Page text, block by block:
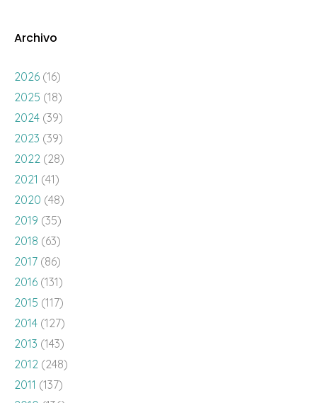
Archivo
2026 (16)
2025 (18)
2024 (39)
2023 (39)
2022 (28)
2021 (41)
2020 (48)
2019 (35)
2018 (63)
2017 (86)
2016 (131)
2015 (117)
2014 (127)
2013 (143)
2012 (248)
2011 (137)